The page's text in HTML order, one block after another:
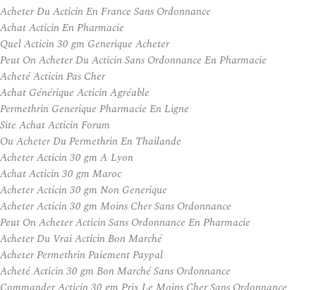
Acheter Du Acticin En France Sans Ordonnance
Achat Acticin En Pharmacie
Quel Acticin 30 gm Generique Acheter
Peut On Acheter Du Acticin Sans Ordonnance En Pharmacie
Acheté Acticin Pas Cher
Achat Générique Acticin Agréable
Permethrin Generique Pharmacie En Ligne
Site Achat Acticin Forum
Ou Acheter Du Permethrin En Thailande
Acheter Acticin 30 gm A Lyon
Achat Acticin 30 gm Maroc
Acheter Acticin 30 gm Non Generique
Acheter Acticin 30 gm Moins Cher Sans Ordonnance
Peut On Acheter Acticin Sans Ordonnance En Pharmacie
Acheter Du Vrai Acticin Bon Marché
Acheter Permethrin Paiement Paypal
Acheté Acticin 30 gm Bon Marché Sans Ordonnance